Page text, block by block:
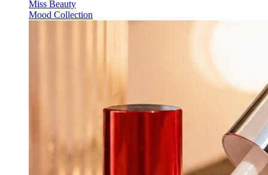
Miss Beauty
Mood Collection